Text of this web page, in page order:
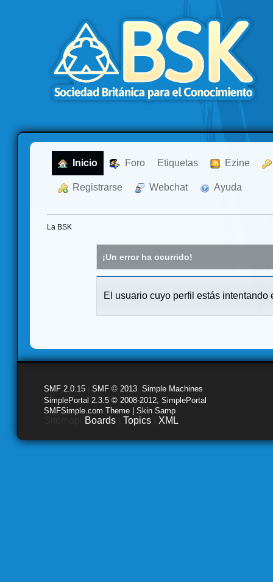
Inicio Foro Etiquetas Ezine
Registrarse Webchat Ayuda
La BSK
¡Un error ha ocurrido!
El usuario cuyo perfil estás intentando
SMF 2.0.15 SMF © 2013 Simple Machines
SimplePortal 2.3.5 © 2008-2012, SimplePortal
SMFSimple.com Theme | Skin Samp
Boards Topics XML